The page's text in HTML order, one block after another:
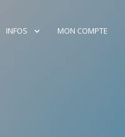
INFOS MON COMPTE